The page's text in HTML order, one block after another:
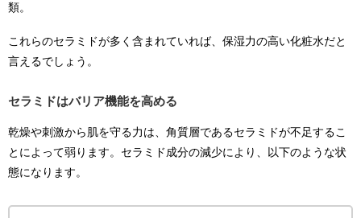
類。
これらのセラミドが多く含まれていれば、保湿力の高い化粧水だと
言えるでしょう。
セラミドはバリア機能を高める
乾燥や刺激から肌を守る力は、角質層であるセラミドが不足するこ
とによって弱ります。セラミド成分の減少により、以下のような状
態になります。